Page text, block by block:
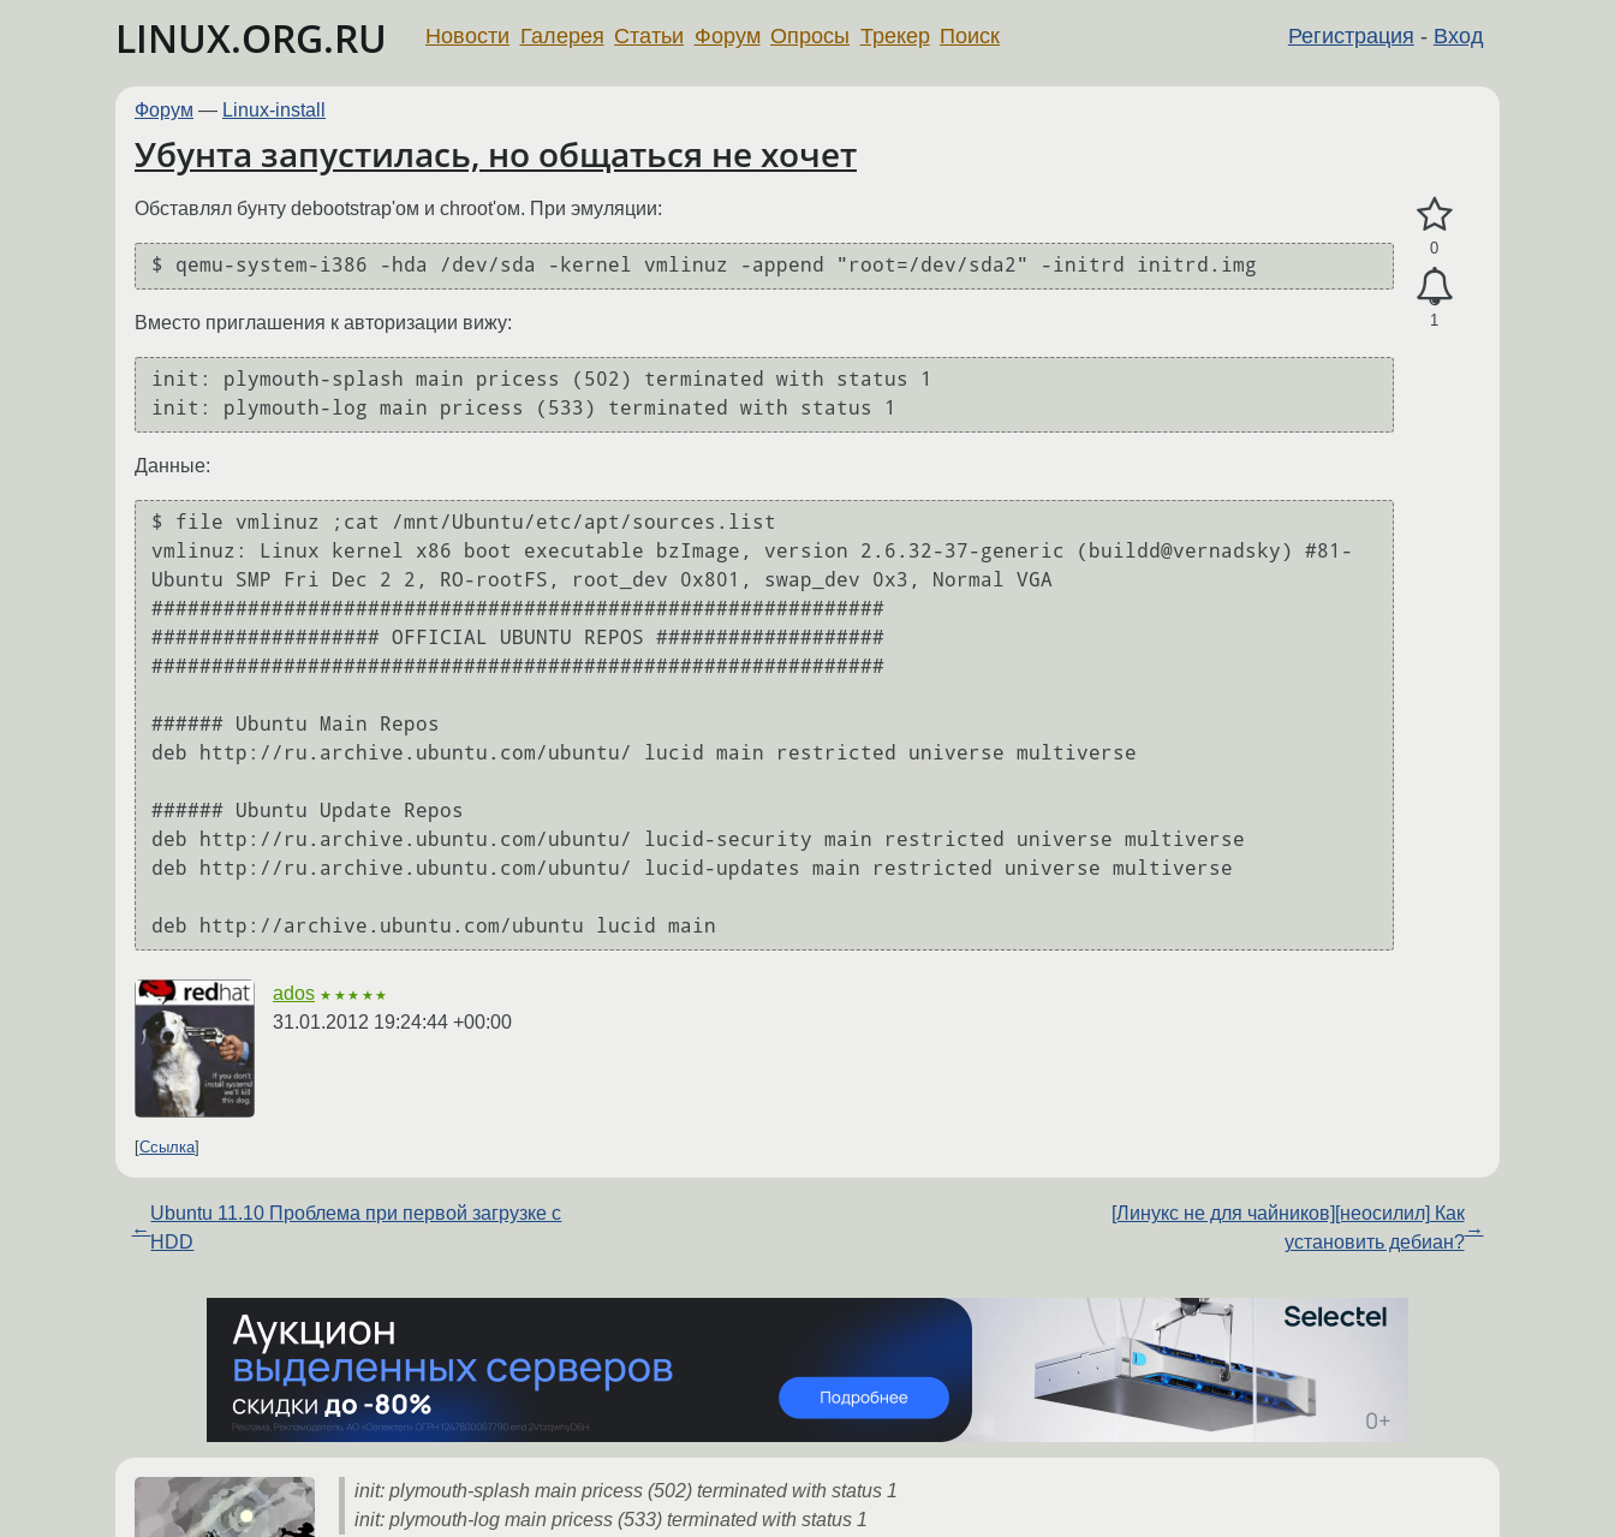
LINUX.ORG.RU Регистрация - Вход
Новости Галерея Статьи Форум Опросы Трекер Поиск
Форум — Linux-install
Убунта запустилась, но общаться не хочет
0
1
Обставлял бунту debootstrap'ом и chroot'ом. При эмуляции:
Вместо приглашения к авторизации вижу:
init: plymouth-splash main pricess (502) terminated with status 1
Данные:
$ file vmlinuz ;cat /mnt/Ubuntu/etc/apt/sources.list
vmlinuz: Linux kernel x86 boot executable bzImage, version 2.6.32-37-generic (buildd@vernadsky) #81-
Ubuntu SMP Fri Dec 2 2, RO-rootFS, root_dev 0x801, swap_dev 0x3, Normal VGA
#############################################################
################### OFFICIAL UBUNTU REPOS ###################
#############################################################
###### Ubuntu Main Repos
deb http://ru.archive.ubuntu.com/ubuntu/ lucid main restricted universe multiverse
###### Ubuntu Update Repos
deb http://ru.archive.ubuntu.com/ubuntu/ lucid-security main restricted universe multiverse
deb http://ru.archive.ubuntu.com/ubuntu/ lucid-updates main restricted universe multiverse
ados ★★★★★
31.01.2012 19:24:44 +00:00
Ссылка
←
Ubuntu 11.10 Проблема при первой загрузке с
HDD
[Линукс не для чайников][неосилил] Как
установить дебиан?
→
init: plymouth-splash main pricess (502) terminated with status 1
init: plymouth-log main pricess (533) terminated with status 1